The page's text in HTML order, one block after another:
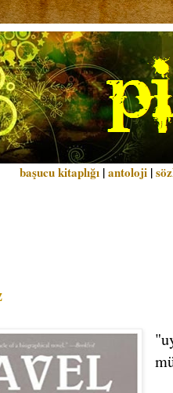
başucu kitaplığı |antoloji |